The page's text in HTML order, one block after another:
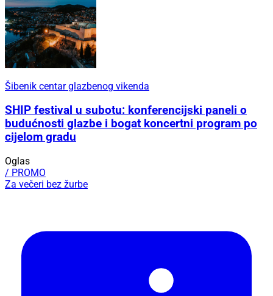
Šibenik centar glazbenog vikenda
SHIP festival u subotu: konferencijski paneli o
budućnosti glazbe i bogat koncertni program po
cijelom gradu
Oglas
/ PROMO
Za večeri bez žurbe